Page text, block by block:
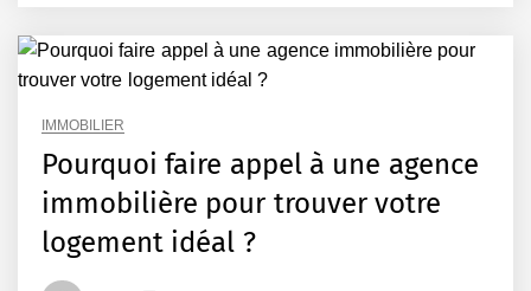
IMMOBILIER
Pourquoi faire appel à une agence
immobilière pour trouver votre
logement idéal ?